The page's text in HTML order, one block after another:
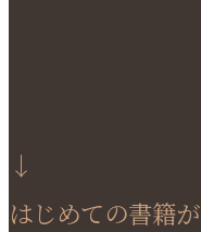
↓
はじめての書籍が